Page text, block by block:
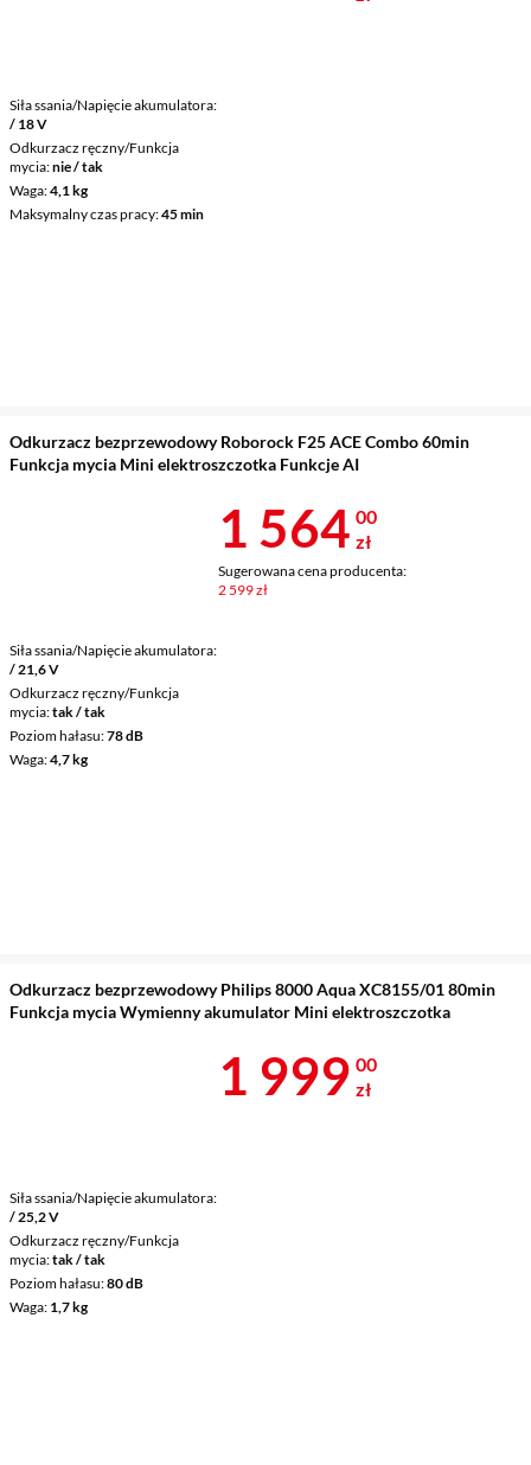
Siła ssania/Napięcie akumulatora
/ 18 V
Odkurzacz ręczny/Funkcja
mycia nie / tak
Waga 4,1 kg
Maksymalny czas pracy 45 min
Odkurzacz bezprzewodowy Roborock F25 ACE Combo 60min
Funkcja mycia Mini elektroszczotka Funkcje AI
Siła ssania/Napięcie akumulatora
/ 21,6 V
Odkurzacz ręczny/Funkcja
mycia tak / tak
Poziom hałasu 78 dB
Waga 4,7 kg
Cena 1 564 zł
1 564 00
zł
Sugerowana cena producenta:
2 599 zł
Odkurzacz bezprzewodowy Philips 8000 Aqua XC8155/01 80min
Funkcja mycia Wymienny akumulator Mini elektroszczotka
Siła ssania/Napięcie akumulatora
/ 25,2 V
Odkurzacz ręczny/Funkcja
mycia tak / tak
Poziom hałasu 80 dB
Waga 1,7 kg
Cena 1 999 zł
1 999 00
zł